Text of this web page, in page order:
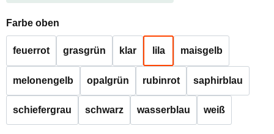
Farbe oben
feuerrot grasgrün klar lila maisgelb
melonengelb opalgrün rubinrot saphirblau
schiefergrau schwarz wasserblau weiß